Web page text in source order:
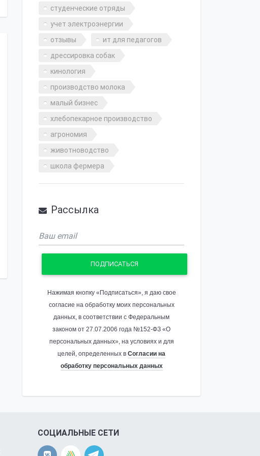
студенческие отряды
учет электроэнергии
отзывы
ит для педагогов
дрессировка собак
кинология
производство молока
малый бизнес
хлебопекарное производство
агрономия
животноводство
школа фермера
Рассылка
ПОДПИСАТЬСЯ
Нажимая кнопку «Подписаться», я даю свое
согласие на обработку моих персональных
данных, в соответствии с Федеральным
законом от 27.07.2006 года №152-ФЗ «О
персональных данных», на условиях и для
целей, определенных в Согласии на
обработку персональных данных
СОЦИАЛЬНЫЕ СЕТИ